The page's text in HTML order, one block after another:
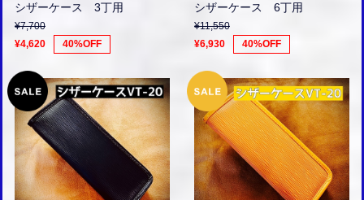
シザーケース 3丁用
¥7,700
¥4,620
40%OFF
シザーケース 6丁用
¥11,550
¥6,930
40%OFF